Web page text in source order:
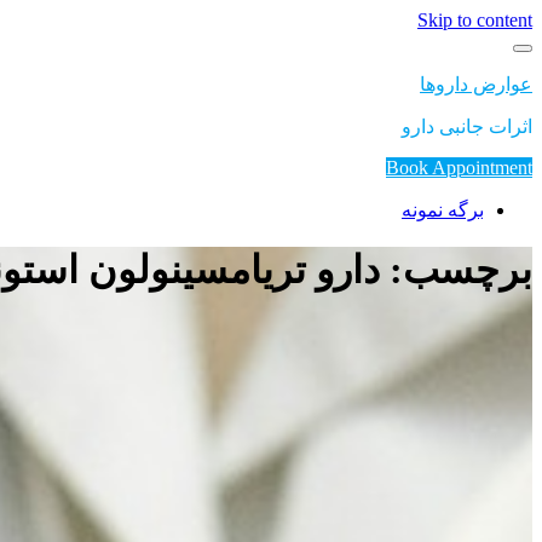
Skip to content
عوارض داروها
اثرات جانبی دارو
Book Appointment
برگه نمونه
برچسب: دارو تریامسینولون